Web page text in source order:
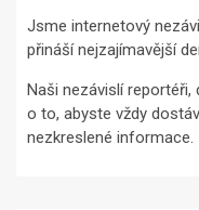
Jsme internetový
přináší nejzajímavější
Naši nezávislí
o to, abyste vždy
nezkreslené informace.